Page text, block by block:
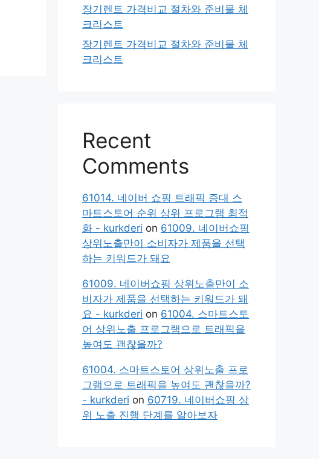
장기렌트 가격비교 절차와 준비물 체
크리스트
장기렌트 가격비교 절차와 준비물 체
크리스트
Recent
Comments
61014. 네이버 쇼핑 트래픽 증대 스
마트스토어 순위 상위 프로그램 최적
화 - kurkderi on 61009. 네이버쇼핑
상위노출만이 소비자가 제품을 선택
하는 키워드가 돼요
61009. 네이버쇼핑 상위노출만이 소
비자가 제품을 선택하는 키워드가 돼
요 - kurkderi on 61004. 스마트스토
어 상위노출 프로그램으로 트래픽을
높여도 괜찮을까?
61004. 스마트스토어 상위노출 프로
그램으로 트래픽을 높여도 괜찮을까?
- kurkderi on 60719. 네이버쇼핑 상
위 노출 진행 단계를 알아보자